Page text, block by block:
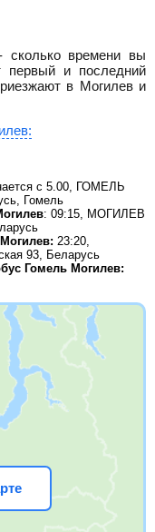
времени вы
первый и последний
в Могилев и
с 5.00, ГОМЕЛЬ
Гомель
: 09:15, МОГИЛЕВ
23:20,
93, Беларусь
Гомель Могилев: